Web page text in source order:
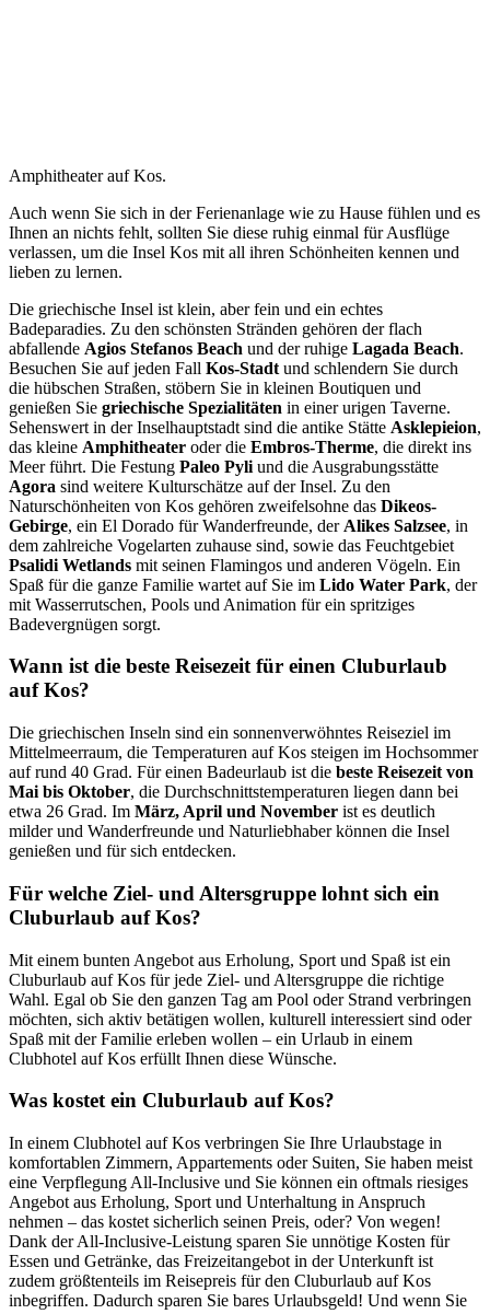
Amphitheater auf Kos.
Auch wenn Sie sich in der Ferienanlage wie zu Hause fühlen und es
Ihnen an nichts fehlt, sollten Sie diese ruhig einmal für Ausflüge
verlassen, um die Insel Kos mit all ihren Schönheiten kennen und
lieben zu lernen.
Die griechische Insel ist klein, aber fein und ein echtes
Badeparadies. Zu den schönsten Stränden gehören der flach
abfallende Agios Stefanos Beach und der ruhige Lagada Beach.
Besuchen Sie auf jeden Fall Kos-Stadt und schlendern Sie durch
die hübschen Straßen, stöbern Sie in kleinen Boutiquen und
genießen Sie griechische Spezialitäten in einer urigen Taverne.
Sehenswert in der Inselhauptstadt sind die antike Stätte Asklepieion,
das kleine Amphitheater oder die Embros-Therme, die direkt ins
Meer führt. Die Festung Paleo Pyli und die Ausgrabungsstätte
Agora sind weitere Kulturschätze auf der Insel. Zu den
Naturschönheiten von Kos gehören zweifelsohne das Dikeos-
Gebirge, ein El Dorado für Wanderfreunde, der Alikes Salzsee, in
dem zahlreiche Vogelarten zuhause sind, sowie das Feuchtgebiet
Psalidi Wetlands mit seinen Flamingos und anderen Vögeln. Ein
Spaß für die ganze Familie wartet auf Sie im Lido Water Park, der
mit Wasserrutschen, Pools und Animation für ein spritziges
Badevergnügen sorgt.
Wann ist die beste Reisezeit für einen Cluburlaub
auf Kos?
Die griechischen Inseln sind ein sonnenverwöhntes Reiseziel im
Mittelmeerraum, die Temperaturen auf Kos steigen im Hochsommer
auf rund 40 Grad. Für einen Badeurlaub ist die beste Reisezeit von
Mai bis Oktober, die Durchschnittstemperaturen liegen dann bei
etwa 26 Grad. Im März, April und November ist es deutlich
milder und Wanderfreunde und Naturliebhaber können die Insel
genießen und für sich entdecken.
Für welche Ziel- und Altersgruppe lohnt sich ein
Cluburlaub auf Kos?
Mit einem bunten Angebot aus Erholung, Sport und Spaß ist ein
Cluburlaub auf Kos für jede Ziel- und Altersgruppe die richtige
Wahl. Egal ob Sie den ganzen Tag am Pool oder Strand verbringen
möchten, sich aktiv betätigen wollen, kulturell interessiert sind oder
Spaß mit der Familie erleben wollen – ein Urlaub in einem
Clubhotel auf Kos erfüllt Ihnen diese Wünsche.
Was kostet ein Cluburlaub auf Kos?
In einem Clubhotel auf Kos verbringen Sie Ihre Urlaubstage in
komfortablen Zimmern, Appartements oder Suiten, Sie haben meist
eine Verpflegung All-Inclusive und Sie können ein oftmals riesiges
Angebot aus Erholung, Sport und Unterhaltung in Anspruch
nehmen – das kostet sicherlich seinen Preis, oder? Von wegen!
Dank der All-Inclusive-Leistung sparen Sie unnötige Kosten für
Essen und Getränke, das Freizeitangebot in der Unterkunft ist
zudem größtenteils im Reisepreis für den Cluburlaub auf Kos
inbegriffen. Dadurch sparen Sie bares Urlaubsgeld! Und wenn Sie